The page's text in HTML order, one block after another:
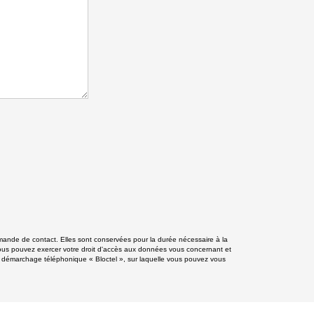
de contact. Elles sont conservées pour la durée nécessaire à la
pouvez exercer votre droit d'accès aux données vous concernant et
téléphonique « Bloctel », sur laquelle vous pouvez vous